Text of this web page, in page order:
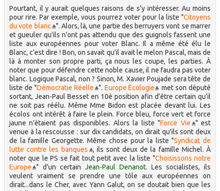
Pourtant, il y aurait quelques raisons de s’y intéresser. Au moins
pour rire. Par exemple, vous pourrez voter pour la liste "Citoyens
du vote blanc
". Alors, là, une partie des berruyers vont se marrer
et gueuler qu’ils n’ont pas attendu que des guignols fassent une
liste aux européennes pour voter Blanc. Il a même été élu le
Blanc, c’est dire ! Bon, on savait qu’il avait le melon Pascal, mais de
là à monter son propre parti, ça nous les coupe, les parties. À
noter que pour défendre cette noble cause, il ne faudra pas voter
blanc. Logique Pascal, non ? Sinon, M. Xavier Poujade sera tête de
liste de "Démocratie Réelle ". Europe Écologie
met son député
sortant, Jean-Paul Besset en 10è position afin d’être certain qu’il
ne soit pas réélu. Même Mme Bidon est placée devant lui. Les
écolos ont intérêt à faire le plein. Force bleu, force vert et force
jaune n’étaient pas disponibles. Alors la liste "Force Vie
" est
venue à la rescousse : sur dix candidats, on dirait qu’ils sont deux
de la famille Georgette. Même chose pour la liste "Syndicat de
lutte contre les banques
, ils sont deux de la famille Michel. À
noter que le PS se fait tout petit avec la liste "Choisissons notre
Europe
" d’un certain Jean-Paul Denanot. Les socialistes, ils
veulent vraiment se prendre une tôle aux européennes on
dirait...dans le Cher, avec Yann Galut, on se doutait bien que les